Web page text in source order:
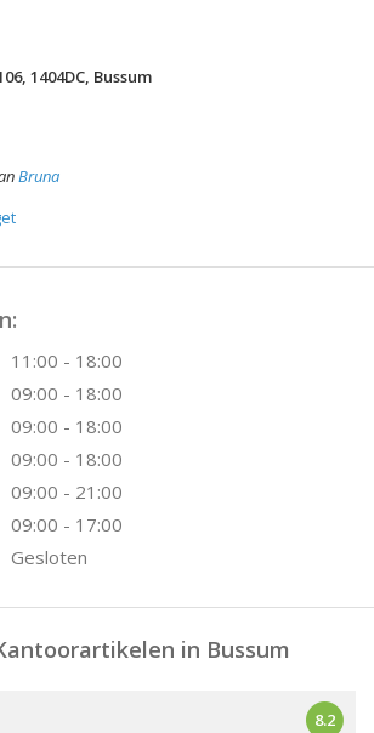
, 1404DC, Bussum
Bruna
11:00 - 18:00
09:00 - 18:00
09:00 - 18:00
09:00 - 18:00
09:00 - 21:00
09:00 - 17:00
Gesloten
in Bussum
8.2